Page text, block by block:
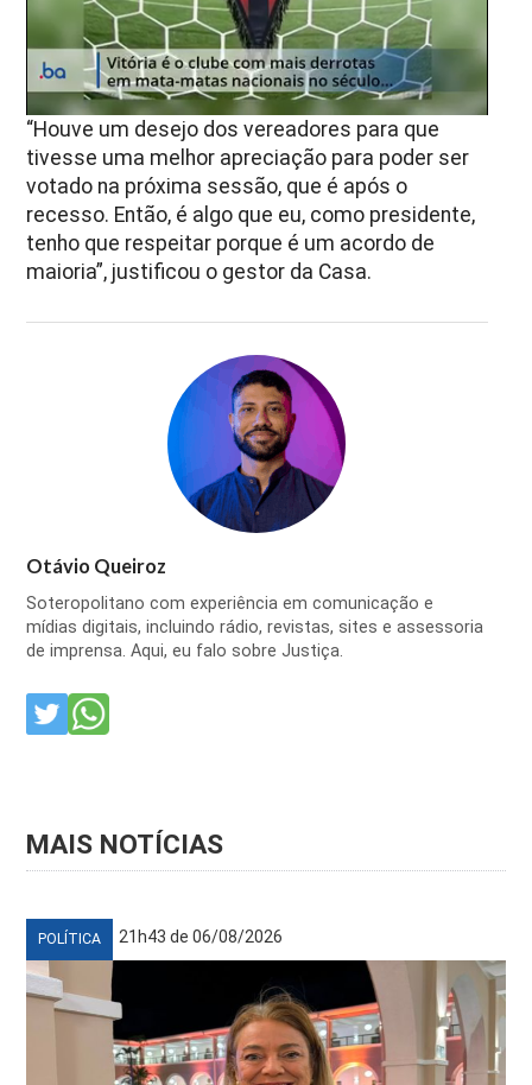
“Houve um desejo dos vereadores para que
tivesse uma melhor apreciação para poder ser
votado na próxima sessão, que é após o
recesso. Então, é algo que eu, como presidente,
tenho que respeitar porque é um acordo de
maioria”, justificou o gestor da Casa.
Otávio Queiroz
Soteropolitano com experiência em comunicação e
mídias digitais, incluindo rádio, revistas, sites e assessoria
de imprensa. Aqui, eu falo sobre Justiça.
MAIS NOTÍCIAS
POLÍTICA 21h43 de 06/08/2026